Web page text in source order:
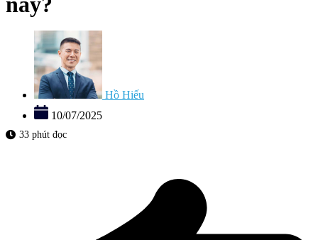
Hồ Hiếu
10/07/2025
33 phút đọc